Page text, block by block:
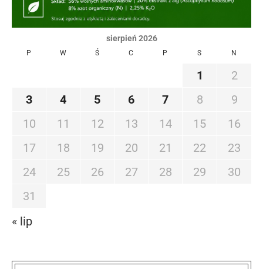
sierpień 2026
P W Ś C P S N
1
2
3
4 5 6 7 8
9
10
11 12 13 14 15
16
17
18 19 20 21 22
23
24
25 26 27 28 29
30
31
« lip